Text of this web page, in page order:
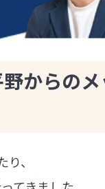
からの
、